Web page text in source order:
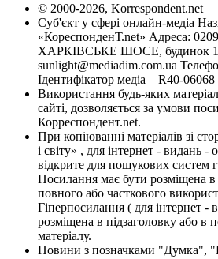
© 2000-2026, Korrespondent.net
Суб'єкт у сфері онлайн-медіа
«КореспонденТ.net» Адреса:
ХАРКІВСЬКЕ ШОСЕ, будинок
sunlight@mediadim.com.ua
Ідентифікатор медіа – R40-06068
Використання будь-яких
сайті, дозволяється за умови
Корреспондент.net.
При копіюванні матеріалів зі
і світу» , для інтернет - видань -
відкрите для пошукових систем
Посилання має бути розміщена в
повного або часткового
Гіперпосилання ( для інтернет -
розміщена в підзаголовку або в
матеріалу.
Новини з позначками "Думка",